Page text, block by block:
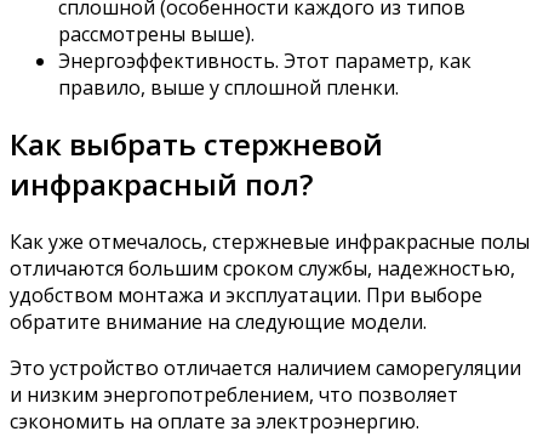
сплошной (особенности каждого из типов
рассмотрены выше).
Энергоэффективность. Этот параметр, как
правило, выше у сплошной пленки.
Как выбрать стержневой
инфракрасный пол?
Как уже отмечалось, стержневые инфракрасные полы
отличаются большим сроком службы, надежностью,
удобством монтажа и эксплуатации. При выборе
обратите внимание на следующие модели.
Это устройство отличается наличием саморегуляции
и низким энергопотреблением, что позволяет
сэкономить на оплате за электроэнергию.